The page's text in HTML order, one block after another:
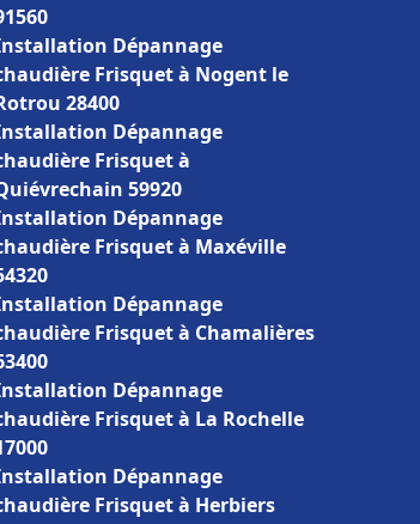
Dépannage
Frisquet à Nogent le
28400
Dépannage
Frisquet à
59920
Dépannage
Frisquet à Maxéville
Dépannage
Frisquet à Chamalières
Dépannage
Frisquet à La Rochelle
Dépannage
Frisquet à Herbiers